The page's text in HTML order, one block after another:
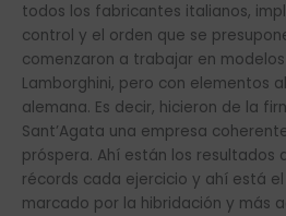
todos los fabricantes italianos,
control y el orden que se
comenzaron a trabajar en
Lamborghini, pero con elementos
alemana. Es decir, hicieron de la
Sant’Agata una empresa
próspera. Ahí están los resultados
récords cada ejercicio y ahí está
marcado por la hibridación y más